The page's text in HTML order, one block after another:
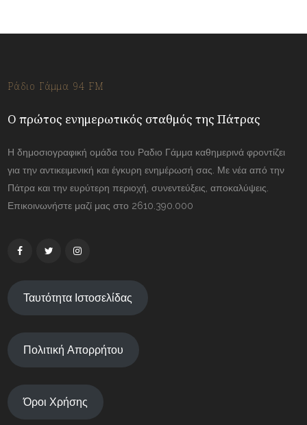
Ράδιο Γάμμα 94 FM
Ο πρώτος ενημερωτικός σταθμός της Πάτρας
Η δημοσιογραφική ομάδα του Ραδιο Γάμμα καθημερινά φροντίζει
για την αντικειμενική και έγκυρη ενημέρωσή σας. Με νέα από την
Πάτρα και την ευρύτερη περιοχή, συνεντεύξεις, αποκαλύψεις.
Επικοινωνήστε μαζί μας στο 2610.390.000
Ταυτότητα Ιστοσελίδας
Πολιτική Απορρήτου
Όροι Χρήσης